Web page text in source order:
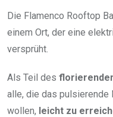
Die Flamenco Rooftop
einem Ort, der eine
versprüht.
Als Teil des
alle, die das pulsierende
wollen, leicht zu